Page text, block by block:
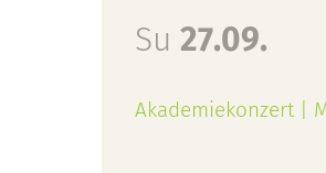
Su 27.09.
Akademiekonzert |